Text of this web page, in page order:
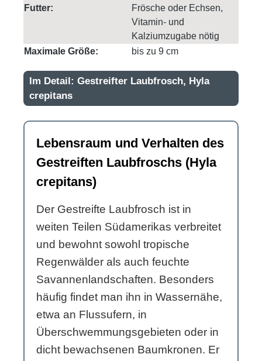
Futter:
Frösche oder Echsen,
Vitamin- und
Kalziumzugabe nötig
Maximale Größe:
bis zu 9 cm
Im Detail: Gestreifter Laubfrosch, Hyla
crepitans
Lebensraum und Verhalten des
Gestreiften Laubfroschs (Hyla
crepitans)
Der Gestreifte Laubfrosch ist in
weiten Teilen Südamerikas verbreitet
und bewohnt sowohl tropische
Regenwälder als auch feuchte
Savannenlandschaften. Besonders
häufig findet man ihn in Wassernähe,
etwa an Flussufern, in
Überschwemmungsgebieten oder in
dicht bewachsenen Baumkronen. Er